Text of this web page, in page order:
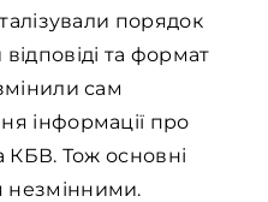
порядок
та формат
сам
інформації про
КБВ. Тож основні
незмінними.